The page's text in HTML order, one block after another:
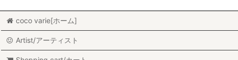
coco varie[ホーム]
Artist/アーティスト